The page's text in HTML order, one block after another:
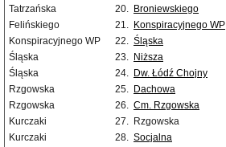
Tatrzańska
20. Broniewskiego
Felińskiego
21. Konspiracyjnego WP
Konspiracyjnego WP
22. Śląska
Śląska
23. Niższa
Śląska
24. Dw. Łódź Chojny
Rzgowska
25. Dachowa
Rzgowska
26. Cm. Rzgowska
Kurczaki
27. Rzgowska
Kurczaki
28. Socjalna